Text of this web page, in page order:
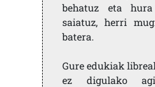
behatuz eta hura
saiatuz, herri
batera.
Gure edukiak
ez digulako